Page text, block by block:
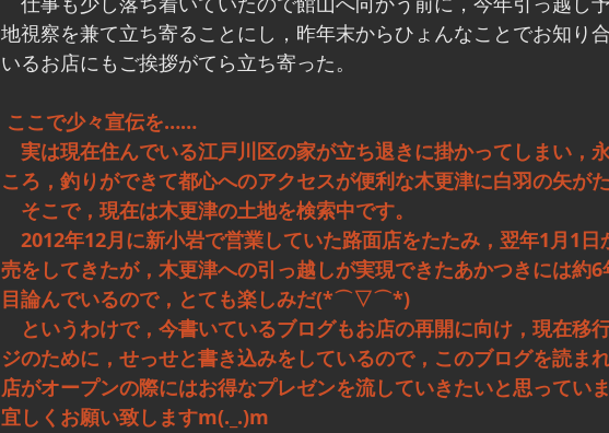
地視察を兼て立ち寄ることにし，昨年末からひょんなことでお知り
いるお店にもご挨拶がてら立ち寄った。
ここで少々宣伝を……
実は現在住んでいる江戸川区の家が立ち退きに掛かってしまい，
ころ，釣りができて都心へのアクセスが便利な木更津に白羽の矢がた
そこで，現在は木更津の土地を検索中です。
2012年12月に新小岩で営業していた路面店をたたみ，翌年1月1日
売をしてきたが，木更津への引っ越しが実現できたあかつきには約
目論んでいるので，とても楽しみだ(*⌒▽⌒*)
というわけで，今書いているブログもお店の再開に向け，現在移
ジのために，せっせと書き込みをしているので，このブログを読ま
店がオープンの際にはお得なプレゼンを流していきたいと思ってい
宜しくお願い致しますm(._.)m